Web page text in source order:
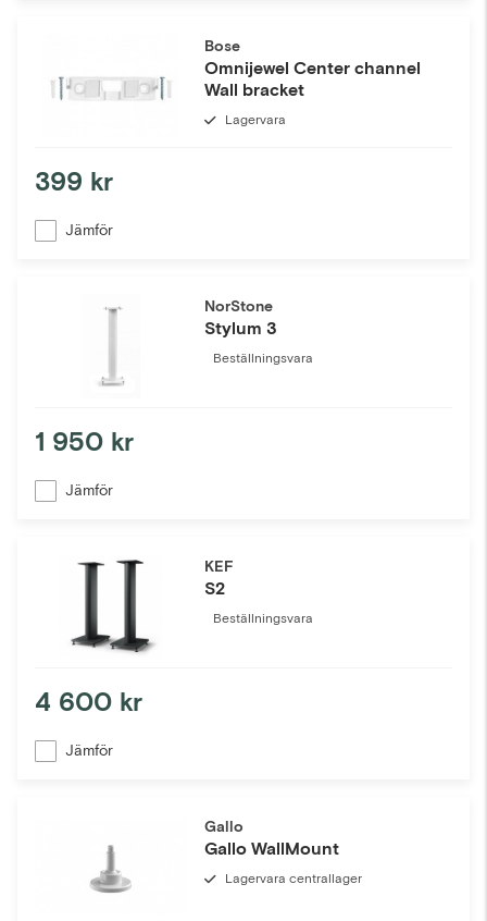
Bose
Omnijewel Center channel
Wall bracket
Lagervara
399 kr
Jämför
NorStone
Stylum 3
Beställningsvara
1 950 kr
Jämför
KEF
S2
Beställningsvara
4 600 kr
Jämför
Gallo
Gallo WallMount
Lagervara centrallager